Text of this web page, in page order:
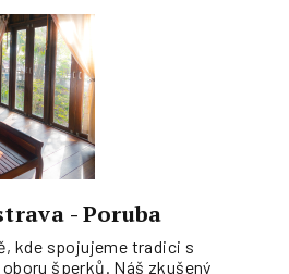
- Poruba
kde spojujeme tradici s
šperků. Náš zkušený